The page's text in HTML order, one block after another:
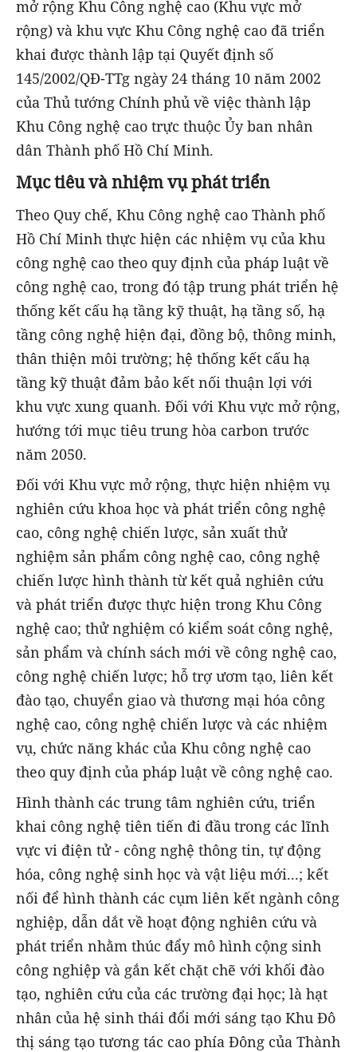
mở rộng Khu Công nghệ cao (Khu vực mở
rộng) và khu vực Khu Công nghệ cao đã triển
khai được thành lập tại Quyết định số
145/2002/QĐ-TTg ngày 24 tháng 10 năm 2002
của Thủ tướng Chính phủ về việc thành lập
Khu Công nghệ cao trực thuộc Ủy ban nhân
dân Thành phố Hồ Chí Minh.
Mục tiêu và nhiệm vụ phát triển
Theo Quy chế, Khu Công nghệ cao Thành phố
Hồ Chí Minh thực hiện các nhiệm vụ của khu
công nghệ cao theo quy định của pháp luật về
công nghệ cao, trong đó tập trung phát triển hệ
thống kết cấu hạ tầng kỹ thuật, hạ tầng số, hạ
tầng công nghệ hiện đại, đồng bộ, thông minh,
thân thiện môi trường; hệ thống kết cấu hạ
tầng kỹ thuật đảm bảo kết nối thuận lợi với
khu vực xung quanh. Đối với Khu vực mở rộng,
hướng tới mục tiêu trung hòa carbon trước
năm 2050.
Đối với Khu vực mở rộng, thực hiện nhiệm vụ
nghiên cứu khoa học và phát triển công nghệ
cao, công nghệ chiến lược, sản xuất thử
nghiệm sản phẩm công nghệ cao, công nghệ
chiến lược hình thành từ kết quả nghiên cứu
và phát triển được thực hiện trong Khu Công
nghệ cao; thử nghiệm có kiểm soát công nghệ,
sản phẩm và chính sách mới về công nghệ cao,
công nghệ chiến lược; hỗ trợ ươm tạo, liên kết
đào tạo, chuyển giao và thương mại hóa công
nghệ cao, công nghệ chiến lược và các nhiệm
vụ, chức năng khác của Khu công nghệ cao
theo quy định của pháp luật về công nghệ cao.
Hình thành các trung tâm nghiên cứu, triển
khai công nghệ tiên tiến đi đầu trong các lĩnh
vực vi điện tử - công nghệ thông tin, tự động
hóa, công nghệ sinh học và vật liệu mới...; kết
nối để hình thành các cụm liên kết ngành công
nghiệp, dẫn dắt về hoạt động nghiên cứu và
phát triển nhằm thúc đẩy mô hình cộng sinh
công nghiệp và gắn kết chặt chẽ với khối đào
tạo, nghiên cứu của các trường đại học; là hạt
nhân của hệ sinh thái đổi mới sáng tạo Khu Đô
thị sáng tạo tương tác cao phía Đông của Thành